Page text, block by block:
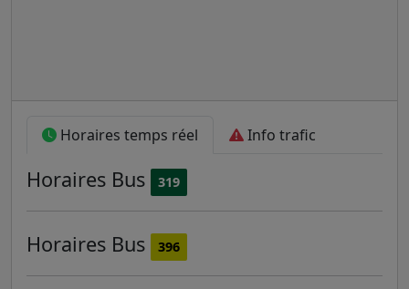
Horaires temps réel Info trafic
Horaires Bus 319
Horaires Bus 396